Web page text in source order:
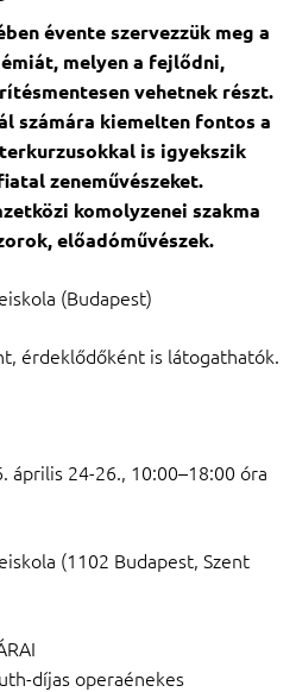
évente szervezzük meg a
melyen a fejlődni,
vehetnek részt.
számára kiemelten fontos a
is igyekszik
zeneművészeket.
komolyzenei szakma
előadóművészek.
(Budapest)
érdeklődőként is látogathatók.
április 24-26., 10:00–18:00 óra
(1102 Budapest, Szent
díjas operaénekes